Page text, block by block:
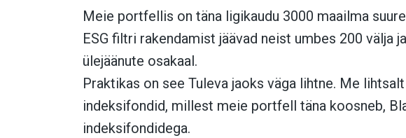
Meie portfellis on täna ligikaudu 3000 maailma
ESG filtri rakendamist jäävad neist umbes 200 välja
ülejäänute osakaal.
Praktikas on see Tuleva jaoks väga lihtne. Me
indeksifondid, millest meie portfell täna koosneb,
indeksifondidega.